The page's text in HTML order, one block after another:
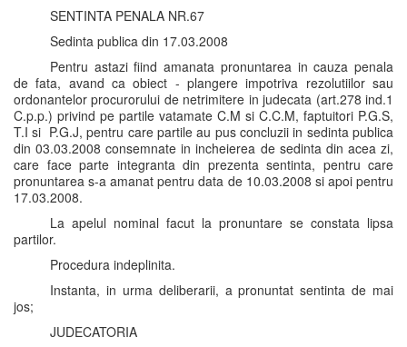
SENTINTA PENALA NR.67
Sedinta publica din 17.03.2008
Pentru astazi fiind amanata pronuntarea in cauza penala
de fata, avand ca obiect - plangere impotriva rezolutiilor sau
ordonantelor procurorului de netrimitere in judecata (art.278 ind.1
C.p.p.) privind pe partile vatamate C.M si C.C.M, faptuitori P.G.S,
T.I si P.G.J, pentru care partile au pus concluzii in sedinta publica
din 03.03.2008 consemnate in incheierea de sedinta din acea zi,
care face parte integranta din prezenta sentinta, pentru care
pronuntarea s-a amanat pentru data de 10.03.2008 si apoi pentru
17.03.2008.
La apelul nominal facut la pronuntare se constata lipsa
partilor.
Procedura indeplinita.
Instanta, in urma deliberarii, a pronuntat sentinta de mai
jos;
JUDECATORIA